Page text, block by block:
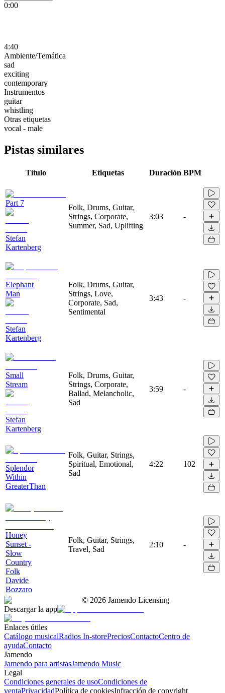
0:00
4:40
Ambiente/Temática
sad
exciting
contemporary
Instrumentos
guitar
whistling
Otras etiquetas
vocal - male
Pistas similares
Título Etiquetas Duración BPM
Part 7
Stefan
Kartenberg
Folk, Drums, Guitar,
Strings, Corporate,
Summer, Sad, Uplifting
3:03 -
Elephant
Man
Stefan
Kartenberg
Folk, Drums, Guitar,
Strings, Love,
Corporate, Sad,
Sentimental
3:43 -
Small
Stream
Stefan
Kartenberg
Folk, Drums, Guitar,
Strings, Corporate,
Ballad, Melancholic,
Sad
3:59 -
Splendor
Within
GreaterThan
Folk, Guitar, Strings,
Spiritual, Emotional,
Sad
4:22 102
Honey
Sunset -
Slow
Country
Folk
Davide
Bozzaro
Folk, Guitar, Strings,
Travel, Sad
2:10 -
© 2026 Jamendo Licensing
Descargar la app
Enlaces útiles
Catálogo musicalRadios In-storePreciosContactoCentro de
ayudaContacto
Jamendo
Jamendo para artistasJamendo Music
Legal
Condiciones generales de usoCondiciones de
ventaPrivacidadPolítica de cookiesInfracción de copyright